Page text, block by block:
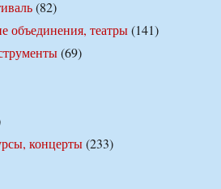
(82)
объединения, театры(141)
(69)
концерты(233)